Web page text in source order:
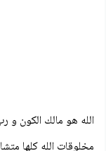
الله هو مالك الكون
مخلوقات الله كلها